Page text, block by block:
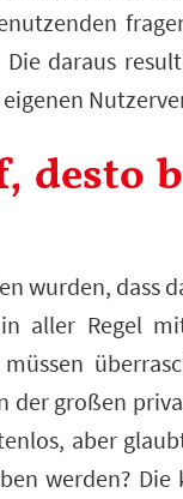
daraus
desto
wurden, dass
aller Regel
der großen
aber
werden? Die